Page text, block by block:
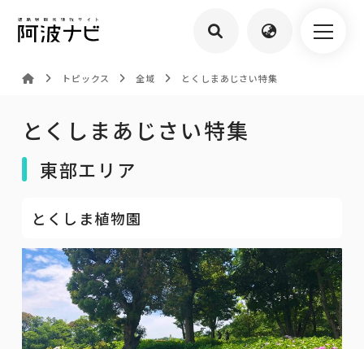
トピックス 全域 とくしまあじさい特集
とくしまあじさい特集
東部エリア
とくしま植物園